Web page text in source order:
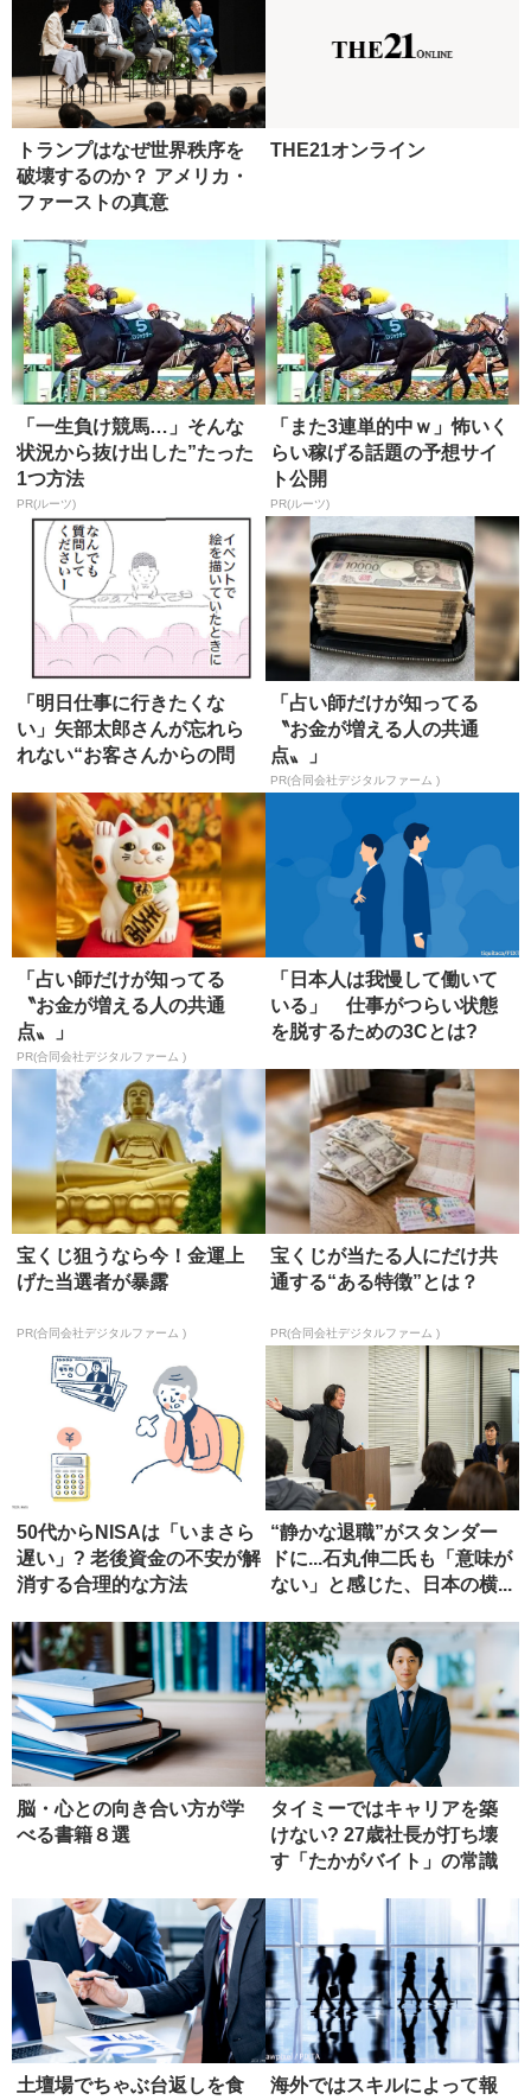
トランプはなぜ世界秩序を
破壊するのか？ アメリカ・
ファーストの真意
THE21オンライン
「一生負け競馬…」そんな
状況から抜け出した”たった
1つ方法
PR(ルーツ)
「また3連単的中ｗ」怖いく
らい稼げる話題の予想サイ
ト公開
PR(ルーツ)
「明日仕事に行きたくな
い」矢部太郎さんが忘れら
れない“お客さんからの問
「占い師だけが知ってる
〝お金が増える人の共通
点〟」
PR(合同会社デジタルファーム )
「占い師だけが知ってる
〝お金が増える人の共通
点〟」
PR(合同会社デジタルファーム )
「日本人は我慢して働いて
いる」 仕事がつらい状態
を脱するための3Cとは?
宝くじ狙うなら今！金運上
げた当選者が暴露
PR(合同会社デジタルファーム )
宝くじが当たる人にだけ共
通する“ある特徴”とは？
PR(合同会社デジタルファーム )
50代からNISAは「いまさら
遅い」? 老後資金の不安が解
消する合理的な方法
“静かな退職”がスタンダー
ドに...石丸伸二氏も「意味が
ない」と感じた、日本の横...
脳・心との向き合い方が学
べる書籍８選
タイミーではキャリアを築
けない? 27歳社長が打ち壊
す「たかがバイト」の常識
土壇場でちゃぶ台返しを食
海外ではスキルによって報